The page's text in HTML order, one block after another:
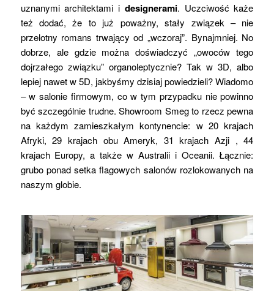
uznanymi architektami i designerami. Uczciwość każe
też dodać, że to już poważny, stały związek – nie
przelotny romans trwający od „wczoraj”. Bynajmniej. No
dobrze, ale gdzie można doświadczyć „owoców tego
dojrzałego związku” organoleptycznie? Tak w 3D, albo
lepiej nawet w 5D, jakbyśmy dzisiaj powiedzieli? Wiadomo
– w salonie firmowym, co w tym przypadku nie powinno
być szczególnie trudne. Showroom Smeg to rzecz pewna
na każdym zamieszkałym kontynencie: w 20 krajach
Afryki, 29 krajach obu Ameryk, 31 krajach Azji , 44
krajach Europy, a także w Australii i Oceanii. Łącznie:
grubo ponad setka flagowych salonów rozlokowanych na
naszym globie.